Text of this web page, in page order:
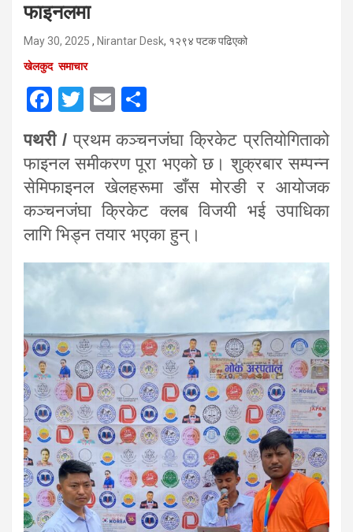
फाइनलमा
May 30, 2025 , Nirantar Desk, १२९४ पटक पढिएको
खेलकुद समाचार
F
a
ce
b
o
o
k
T
tt
er
E
ail ar
e
पथरी /प्रथम कञ्चनजंघा क्रिकेट प्रतियोगिताको
फाइनल समीकरण पूरा भएको छ। शुक्रबार सम्पन्न
सेमिफाइनल खेलहरूमा डाँस मोरङी र आयोजक
कञ्चनजंघा क्रिकेट क्लब विजयी भई उपाधिका
लागि भिड्न तयार भएका हुन्।